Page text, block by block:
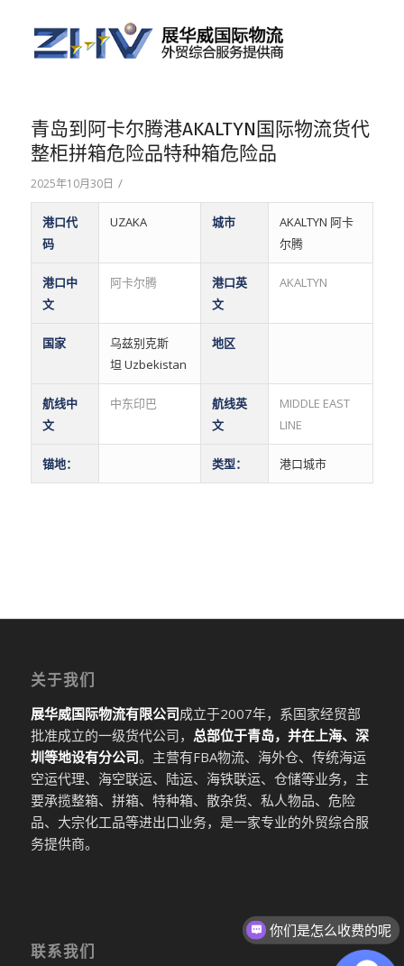
青岛到阿卡尔腾港AKALTYN国际物流货代
整柜拼箱危险品特种箱危险品
2025年10月30日 /
港口代
码
UZAKA 城市
AKALTYN 阿卡
尔腾
港口中
文
阿卡尔腾
港口英
文
AKALTYN
国家
乌兹别克斯
坦 Uzbekistan
地区
航线中
文
中东印巴
航线英
文
MIDDLE EAST
LINE
锚地： 类型： 港口城市
关于我们
展华威国际物流有限公司成立于2007年，系国家经贸部
批准成立的一级货代公司， 总部位于青岛，并在上海、深
圳等地设有分公司。主营有FBA物流、海外仓、传统海运
空运代理、海空联运、陆运、海铁联运、仓储等业务，主
要承揽整箱、拼箱、特种箱、散杂货、私人物品、危险
品、大宗化工品等进出口业务，是一家专业的外贸综合服
务提供商。
联系我们
你们是怎么收费的呢